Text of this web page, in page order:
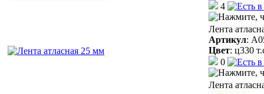
4
Лента
Артикул:
Цвет: ц330
0
Лента